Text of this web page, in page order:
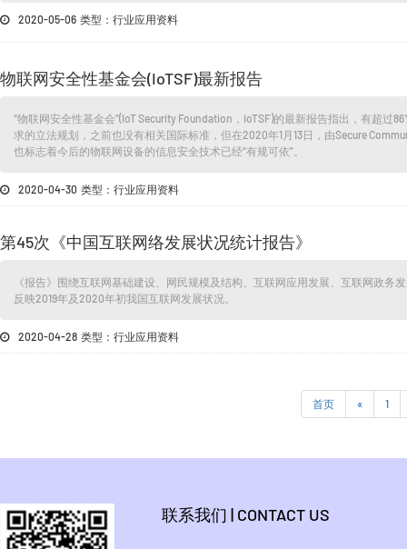
2020-05-06 类型：行业应用资料
物联网安全性基金会(IoTSF)最新报告
“物联网安全性基金会”(IoT Security Foundation，IoTSF)的最新报告指出，有超
求的立法规划，之前也没有相关国际标准，但在2020年1月13日，由Secure
也标志着今后的物联网设备的信息安全技术已经“有规可依”。
2020-04-30 类型：行业应用资料
第45次《中国互联网络发展状况统计报告》
《报告》围绕互联网基础建设、网民规模及结构、互联网应用发展、互联网政
反映2019年及2020年初我国互联网发展状况。
2020-04-28 类型：行业应用资料
首页 « 1
联系我们 | CONTACT US